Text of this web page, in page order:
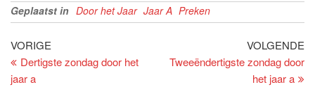
Geplaatst in Door het Jaar Jaar A Preken
Bericht
navigatie
Vorig
bericht
VORIGE
Dertigste zondag door het
jaar a
VOLGENDE
Tweeëndertigste zondag door
het jaar a